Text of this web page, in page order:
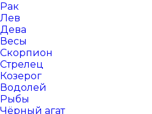
Рак
Лев
Дева
Весы
Скорпион
Стрелец
Козерог
Водолей
Рыбы
Чёрный агат